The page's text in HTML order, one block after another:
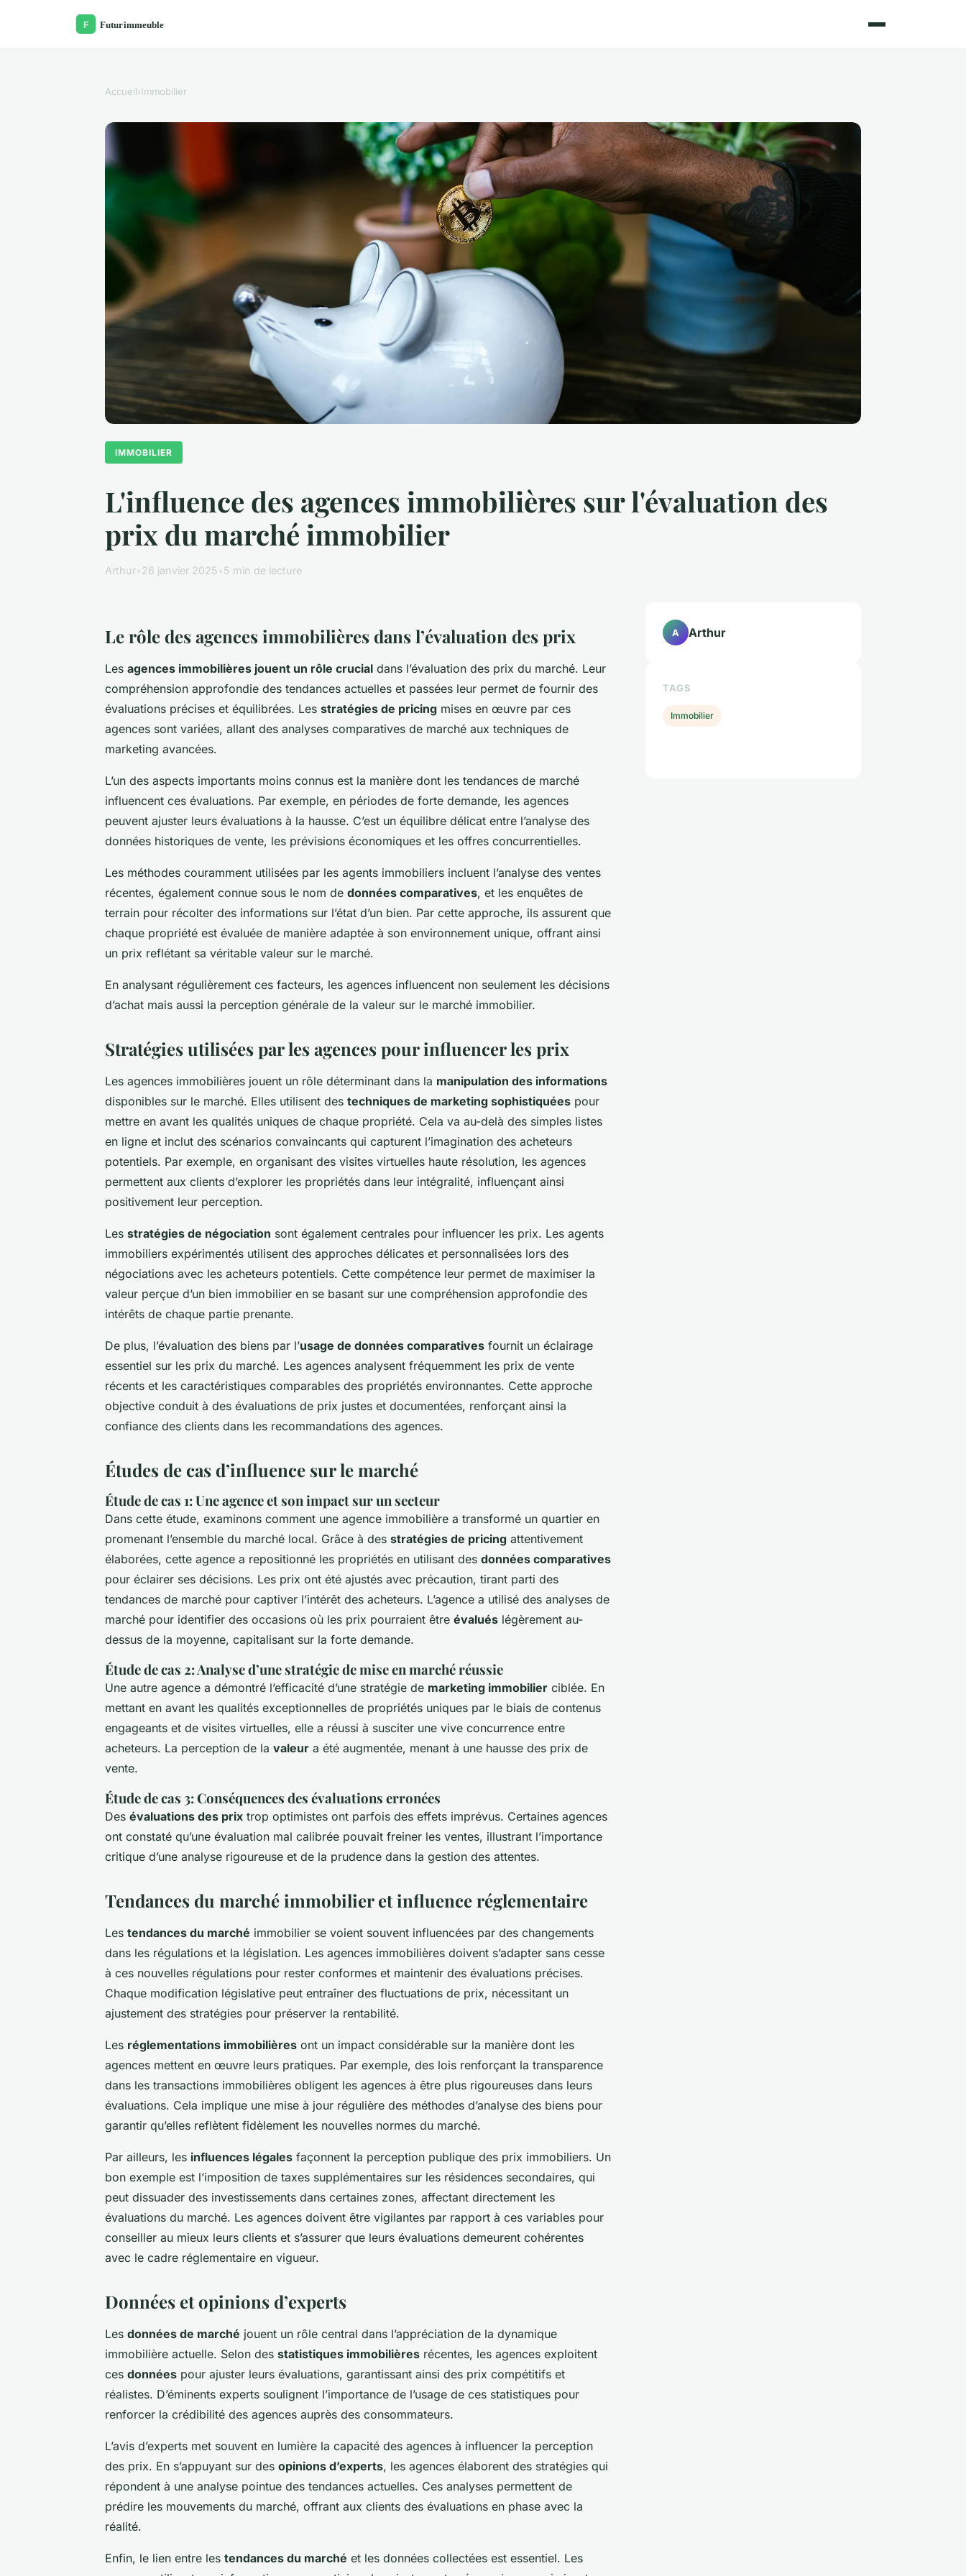
Accueil›Immobilier
IMMOBILIER
L'influence des agences immobilières sur l'évaluation des
prix du marché immobilier
Arthur 26 janvier 2025 5 min de lecture
Le rôle des agences immobilières dans l’évaluation des prix
Les agences immobilières jouent un rôle crucial dans l’évaluation des prix du marché. Leur
compréhension approfondie des tendances actuelles et passées leur permet de fournir des
évaluations précises et équilibrées. Les stratégies de pricing mises en œuvre par ces
agences sont variées, allant des analyses comparatives de marché aux techniques de
marketing avancées.
L’un des aspects importants moins connus est la manière dont les tendances de marché
influencent ces évaluations. Par exemple, en périodes de forte demande, les agences
peuvent ajuster leurs évaluations à la hausse. C’est un équilibre délicat entre l’analyse des
données historiques de vente, les prévisions économiques et les offres concurrentielles.
Les méthodes couramment utilisées par les agents immobiliers incluent l’analyse des ventes
récentes, également connue sous le nom de données comparatives, et les enquêtes de
terrain pour récolter des informations sur l’état d’un bien. Par cette approche, ils assurent que
chaque propriété est évaluée de manière adaptée à son environnement unique, offrant ainsi
un prix reflétant sa véritable valeur sur le marché.
En analysant régulièrement ces facteurs, les agences influencent non seulement les décisions
d’achat mais aussi la perception générale de la valeur sur le marché immobilier.
Stratégies utilisées par les agences pour influencer les prix
Les agences immobilières jouent un rôle déterminant dans la manipulation des informations
disponibles sur le marché. Elles utilisent des techniques de marketing sophistiquées pour
mettre en avant les qualités uniques de chaque propriété. Cela va au-delà des simples listes
en ligne et inclut des scénarios convaincants qui capturent l’imagination des acheteurs
potentiels. Par exemple, en organisant des visites virtuelles haute résolution, les agences
permettent aux clients d’explorer les propriétés dans leur intégralité, influençant ainsi
positivement leur perception.
Les stratégies de négociation sont également centrales pour influencer les prix. Les agents
immobiliers expérimentés utilisent des approches délicates et personnalisées lors des
négociations avec les acheteurs potentiels. Cette compétence leur permet de maximiser la
valeur perçue d’un bien immobilier en se basant sur une compréhension approfondie des
intérêts de chaque partie prenante.
De plus, l’évaluation des biens par l’usage de données comparatives fournit un éclairage
essentiel sur les prix du marché. Les agences analysent fréquemment les prix de vente
récents et les caractéristiques comparables des propriétés environnantes. Cette approche
objective conduit à des évaluations de prix justes et documentées, renforçant ainsi la
confiance des clients dans les recommandations des agences.
Études de cas d’influence sur le marché
Étude de cas 1: Une agence et son impact sur un secteur
Dans cette étude, examinons comment une agence immobilière a transformé un quartier en
promenant l’ensemble du marché local. Grâce à des stratégies de pricing attentivement
élaborées, cette agence a repositionné les propriétés en utilisant des données comparatives
pour éclairer ses décisions. Les prix ont été ajustés avec précaution, tirant parti des
tendances de marché pour captiver l’intérêt des acheteurs. L’agence a utilisé des analyses de
marché pour identifier des occasions où les prix pourraient être évalués légèrement au-
dessus de la moyenne, capitalisant sur la forte demande.
Étude de cas 2: Analyse d’une stratégie de mise en marché réussie
Une autre agence a démontré l’efficacité d’une stratégie de marketing immobilier ciblée. En
mettant en avant les qualités exceptionnelles de propriétés uniques par le biais de contenus
engageants et de visites virtuelles, elle a réussi à susciter une vive concurrence entre
acheteurs. La perception de la valeur a été augmentée, menant à une hausse des prix de
vente.
Étude de cas 3: Conséquences des évaluations erronées
Des évaluations des prix trop optimistes ont parfois des effets imprévus. Certaines agences
ont constaté qu’une évaluation mal calibrée pouvait freiner les ventes, illustrant l’importance
critique d’une analyse rigoureuse et de la prudence dans la gestion des attentes.
Tendances du marché immobilier et influence réglementaire
Les tendances du marché immobilier se voient souvent influencées par des changements
dans les régulations et la législation. Les agences immobilières doivent s’adapter sans cesse
à ces nouvelles régulations pour rester conformes et maintenir des évaluations précises.
Chaque modification législative peut entraîner des fluctuations de prix, nécessitant un
ajustement des stratégies pour préserver la rentabilité.
Les réglementations immobilières ont un impact considérable sur la manière dont les
agences mettent en œuvre leurs pratiques. Par exemple, des lois renforçant la transparence
dans les transactions immobilières obligent les agences à être plus rigoureuses dans leurs
évaluations. Cela implique une mise à jour régulière des méthodes d’analyse des biens pour
garantir qu’elles reflètent fidèlement les nouvelles normes du marché.
Par ailleurs, les influences légales façonnent la perception publique des prix immobiliers. Un
bon exemple est l’imposition de taxes supplémentaires sur les résidences secondaires, qui
peut dissuader des investissements dans certaines zones, affectant directement les
évaluations du marché. Les agences doivent être vigilantes par rapport à ces variables pour
conseiller au mieux leurs clients et s’assurer que leurs évaluations demeurent cohérentes
avec le cadre réglementaire en vigueur.
Données et opinions d’experts
Les données de marché jouent un rôle central dans l’appréciation de la dynamique
immobilière actuelle. Selon des statistiques immobilières récentes, les agences exploitent
ces données pour ajuster leurs évaluations, garantissant ainsi des prix compétitifs et
réalistes. D’éminents experts soulignent l’importance de l’usage de ces statistiques pour
renforcer la crédibilité des agences auprès des consommateurs.
L’avis d’experts met souvent en lumière la capacité des agences à influencer la perception
des prix. En s’appuyant sur des opinions d’experts, les agences élaborent des stratégies qui
répondent à une analyse pointue des tendances actuelles. Ces analyses permettent de
prédire les mouvements du marché, offrant aux clients des évaluations en phase avec la
réalité.
Enfin, le lien entre les tendances du marché et les données collectées est essentiel. Les
A Arthur
TAGS
Immobilier